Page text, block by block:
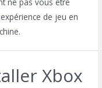
de jeu en
Xbox